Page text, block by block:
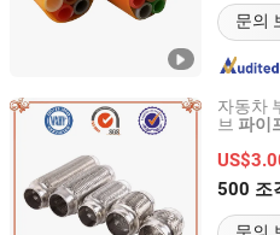
문의
자동차
브 파이
500 조
WUXI XISHAN HUANYU METAL
Jiangsu, China